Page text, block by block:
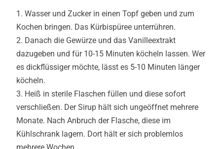
Wasser und Zucker in einen Topf geben und zum
Kochen bringen. Das Kürbispüree unterrühren.
Danach die Gewürze und das Vanilleextrakt
dazugeben und für 10-15 Minuten köcheln lassen. Wer
es dickflüssiger möchte, lässt es 5-10 Minuten länger
köcheln.
Heiß in sterile Flaschen füllen und diese sofort
verschließen. Der Sirup hält sich ungeöffnet mehrere
Monate. Nach Anbruch der Flasche, diese im
Kühlschrank lagern. Dort hält er sich problemlos